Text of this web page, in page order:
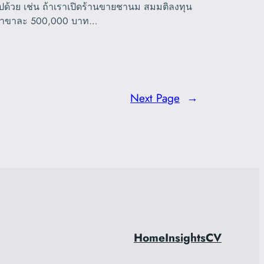
ด้วย เช่น ถ้าเราเปิดร้านขายชานม สมมติลงทุน
ขาละ 500,000 บาท…
Next Page →
HomeInsightsCV